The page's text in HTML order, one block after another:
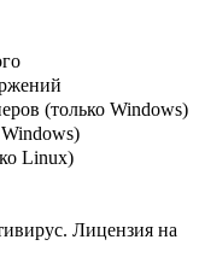
(только Windows)
Linux)
Лицензия на